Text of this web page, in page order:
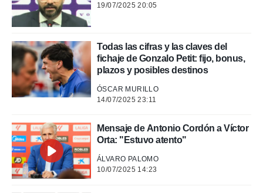
19/07/2025 20:05
Todas las cifras y las claves del
fichaje de Gonzalo Petit: fijo, bonus,
plazos y posibles destinos
ÓSCAR MURILLO
14/07/2025 23:11
Mensaje de Antonio Cordón a Víctor
Orta: "Estuvo atento"
ÁLVARO PALOMO
10/07/2025 14:23